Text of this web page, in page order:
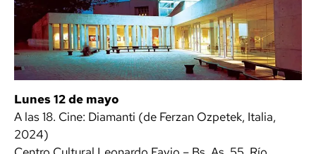
Lunes 12 de mayo
A las 18. Cine: Diamanti (de Ferzan Ozpetek, Italia,
2024)